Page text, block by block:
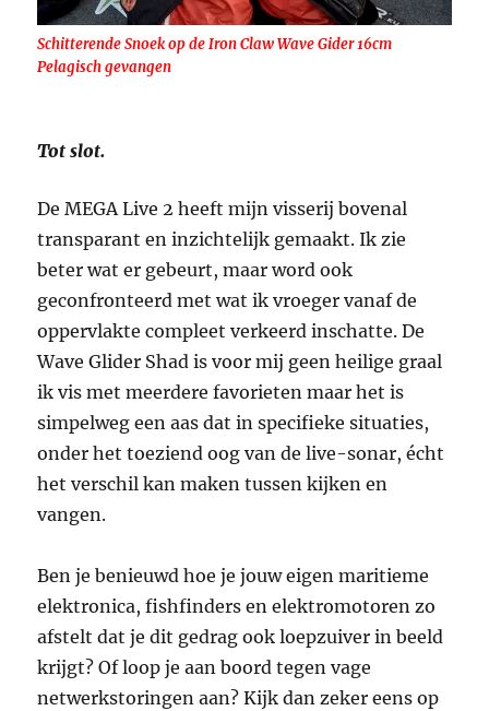
Schitterende Snoek op de Iron Claw Wave Gider 16cm
Pelagisch gevangen
Tot slot.
De MEGA Live 2 heeft mijn visserij bovenal
transparant en inzichtelijk gemaakt. Ik zie
beter wat er gebeurt, maar word ook
geconfronteerd met wat ik vroeger vanaf de
oppervlakte compleet verkeerd inschatte. De
Wave Glider Shad is voor mij geen heilige graal
ik vis met meerdere favorieten maar het is
simpelweg een aas dat in specifieke situaties,
onder het toeziend oog van de live-sonar, écht
het verschil kan maken tussen kijken en
vangen.
Ben je benieuwd hoe je jouw eigen maritieme
elektronica, fishfinders en elektromotoren zo
afstelt dat je dit gedrag ook loepzuiver in beeld
krijgt? Of loop je aan boord tegen vage
netwerkstoringen aan? Kijk dan zeker eens op